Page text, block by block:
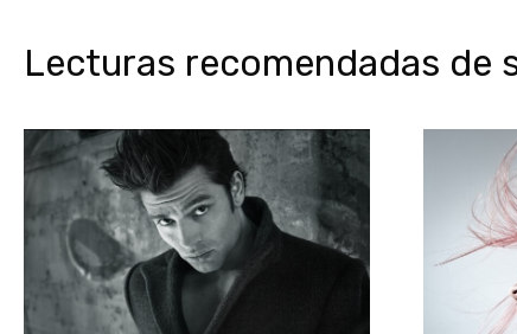
Lecturas recomendadas de